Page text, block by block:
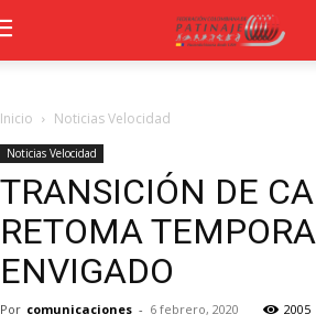
Inicio Noticias Velocidad
Noticias Velocidad
TRANSICIÓN DE
RETOMA
ENVIGADO
Por comunicaciones - 6 febrero, 2020 2005